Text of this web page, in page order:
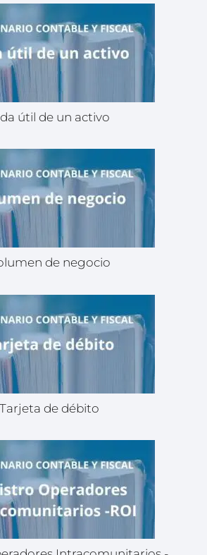
útil de un activo
de negocio
Tarjeta de débito